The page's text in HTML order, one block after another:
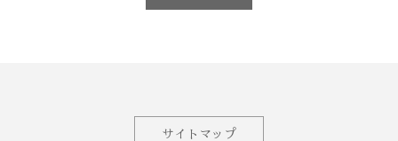
サイトマップ